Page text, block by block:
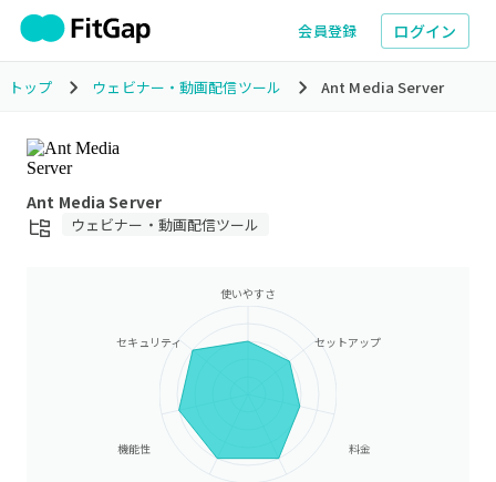
会員登録 ログイン
トップ ウェビナー・動画配信ツール Ant Media Server
Ant Media Server
ウェビナー・動画配信ツール
使いやすさ
セットアップ
料金
機能性
セキュリティ